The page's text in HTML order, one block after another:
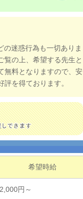
の迷惑行為も一切ありま
覧の上、希望する先生と
無料となりますので、安
を得ております。
希望時給
2,000円～